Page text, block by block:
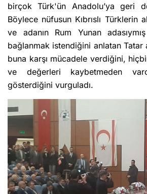
birçok Türk'ün Anadolu’ya geri
Böylece nüfusun Kıbrıslı Türklerin
ve adanın Rum Yunan
bağlanmak istendiğini anlatan Tatar
buna karşı mücadele verdiğini,
ve değerleri kaybetmeden
gösterdiğini vurguladı.